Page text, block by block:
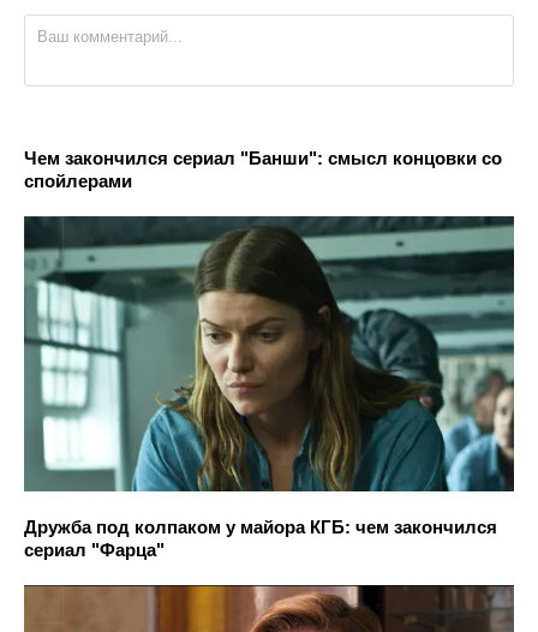
Чем закончился сериал "Банши": смысл концовки со
спойлерами
Дружба под колпаком у майора КГБ: чем закончился
сериал "Фарца"